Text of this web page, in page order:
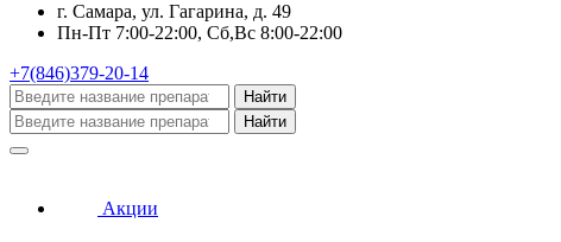
г. Самара, ул. Гагарина, д. 49
Пн-Пт 7:00-22:00, Сб,Вс 8:00-22:00
+7(846)379-20-14
Найти
Найти
Акции